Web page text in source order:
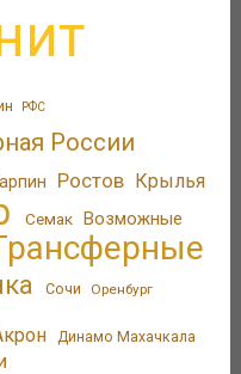
РФС
России
Ростов Крылья
Семак Возможные
Сочи Оренбург
Динамо Махачкала